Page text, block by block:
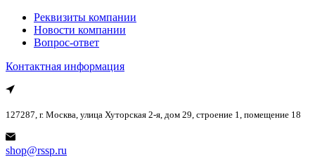
Реквизиты компании
Новости компании
Вопрос-ответ
Контактная информация
127287, г. Москва, улица Хуторская 2-я, дом 29, строение 1, помещение 18
shop@rssp.ru